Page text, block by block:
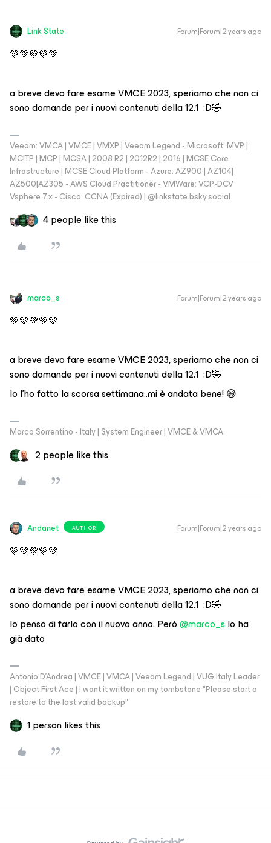
Link State Forum|Forum|2 years ago
💚💚💚💚💚
a breve devo fare esame VMCE 2023, speriamo che non ci
sono domande per i nuovi contenuti della 12.1 :D🤣
Veeam: VMCA | VMCE | VMXP | Veeam Legend - Microsoft: MVP |
MCITP | MCP | MCSA | 2008 R2 | 2012R2 | 2016 | MCSE Core
Infrastructure | MCSE Cloud Platform - Azure: AZ900 | AZ104|
AZ500|AZ305 - AWS Cloud Practitioner - VMWare: VCP-DCV
Vsphere 7.x - Cisco: CCNA (Expired) | ‪@linkstate.bsky.social‬
4 people like this
marco_s Forum|Forum|2 years ago
💚💚💚💚💚
a breve devo fare esame VMCE 2023, speriamo che non ci
sono domande per i nuovi contenuti della 12.1 :D🤣
Io l’ho fatto la scorsa settimana..mi è andata bene! 😅
Marco Sorrentino - Italy | System Engineer | VMCE & VMCA
2 people like this
Andanet AUTHOR Forum|Forum|2 years ago
💚💚💚💚💚
a breve devo fare esame VMCE 2023, speriamo che non ci
sono domande per i nuovi contenuti della 12.1 :D🤣
Io penso di farlo con il nuovo anno. Però@marco_s lo ha
già dato
Antonio D'Andrea | VMCE | VMCA | Veeam Legend | VUG Italy Leader
| Object First Ace | I want it written on my tombstone "Please start a
restore to the last valid backup"
1 person likes this